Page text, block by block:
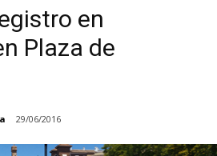
en
Plaza de
29/06/2016